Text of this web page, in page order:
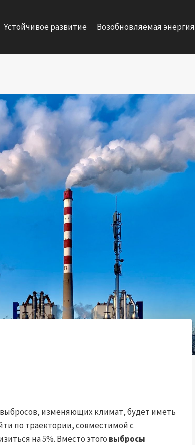
Yстойчивое развитие Возобновляемая энергия
изменяющих климат, будет иметь
по траектории, совместимой с
на 5%. Вместо этого выбросы